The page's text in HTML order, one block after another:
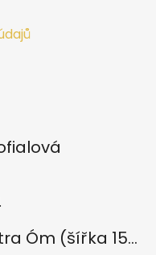
Měděný náramek Mantra Óm (šířka 15 mm)